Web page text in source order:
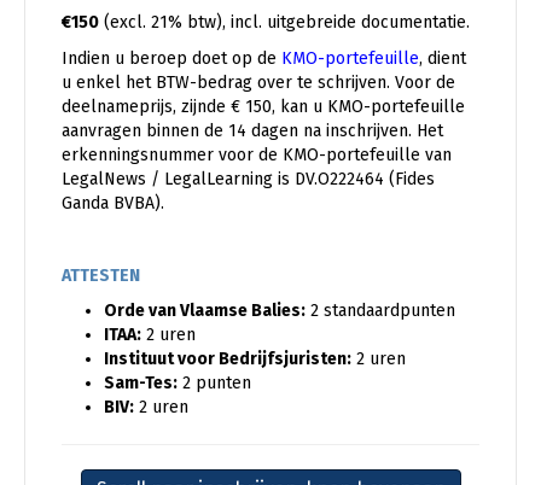
€150 (excl. 21% btw), incl. uitgebreide documentatie.
Indien u beroep doet op de KMO-portefeuille, dient
u enkel het BTW-bedrag over te schrijven. Voor de
deelnameprijs, zijnde € 150, kan u KMO-portefeuille
aanvragen binnen de 14 dagen na inschrijven. Het
erkenningsnummer voor de KMO-portefeuille van
LegalNews / LegalLearning is DV.O222464 (Fides
Ganda BVBA).
ATTESTEN
Orde van Vlaamse Balies: 2 standaardpunten
ITAA: 2 uren
Instituut voor Bedrijfsjuristen: 2 uren
Sam-Tes: 2 punten
BIV: 2 uren